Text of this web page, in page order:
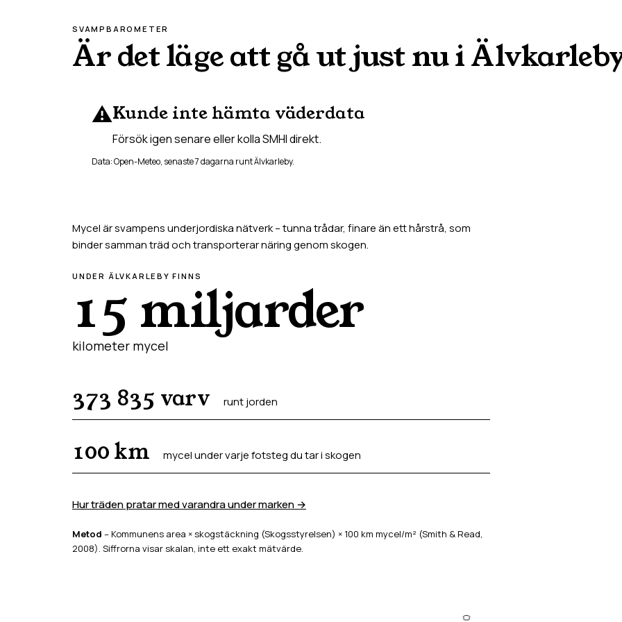
SVAMPBAROMETER
Är det läge att gå ut just nu i
⚠️Kunde inte hämta väderdata
Försök igen senare eller kolla SMHI direkt.
Data: Open-Meteo, senaste 7 dagarna runtÄlvkarleby.
Mycel är svampens underjordiska nätverk – tunna trådar, finare än ett hårstrå, som
binder samman träd och transporterar näring genom skogen.
UNDER ÄLVKARLEBY FINNS
15 miljarder
kilometer mycel
373 835 varv runt jorden
100km mycel under varje fotsteg du tar i skogen
Hur träden pratar med varandra under marken →
Metod – Kommunens area × skogstäckning (Skogsstyrelsen) × 100 km mycel/m² (Smith & Read,
2008). Siffrorna visar skalan, inte ett exakt mätvärde.